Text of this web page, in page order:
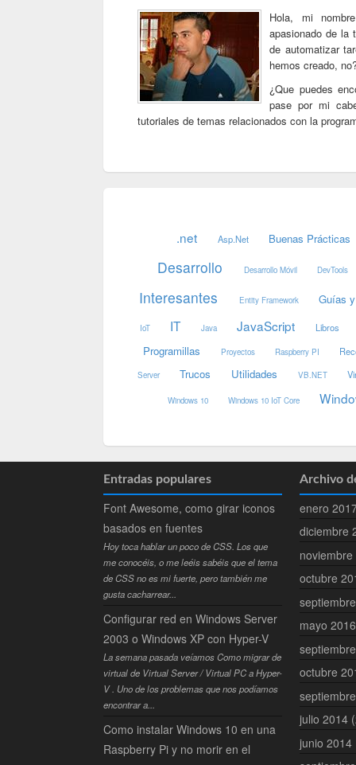
Hola, mi
apasionado de la
de automatizar
hemos creado,
¿Que puedes
pase por mi
tutoriales de temas relacionados con la
.net Asp.Net Buenas Prácticas
Desarrollo Desarrollo Móvil DevTools
Interesantes Entity Framework Guías
IoT IT Java JavaScript Libros
Programillas Proyectos Raspberry PI
Server Trucos Utilidades VB.NET
Windows 10 Windows 10 IoT Core
Entradas populares
Font Awesome, como girar iconos
basados en fuentes
Hoy toca hablar un poco de CSS. Los que
me conocéis, o me leéis sabéis que el tema
de CSS no es mi fuerte, pero también me
gusta cacharrear...
Configurar red en Windows Server
2003 o Windows XP con Hyper-V
La semana pasada veíamos Como migrar de
virtual de Virtual Server / Virtual PC a Hyper-
V . Uno de los problemas que nos podíamos
encontrar a...
Como instalar Windows 10 en una
Raspberry Pi y no morir en el
Archivo
enero
diciembre
octubre
mayo
octubre
julio 2014
junio 2014